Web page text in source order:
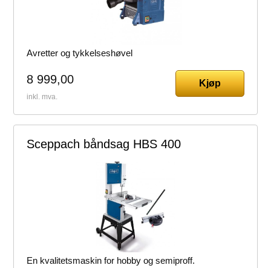
Avretter og tykkelseshøvel
8 999,00
inkl. mva.
Kjøp
Sceppach båndsag HBS 400
En kvalitetsmaskin for hobby og semiproff.